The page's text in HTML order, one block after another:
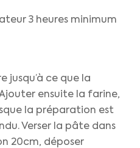
3 heures minimum
jusqu’à ce que la
ensuite la farine,
la préparation est
Verser la pâte dans
20cm, déposer